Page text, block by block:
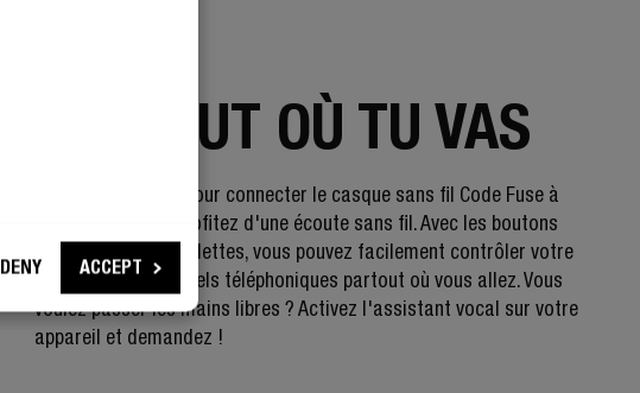
DENY ACCEPT
PARTOUT OÙ TU VAS
Utilisez Bluetooth pour connecter le casque sans fil Code Fuse à
votre appareil et profitez d'une écoute sans fil. Avec les boutons
sur le côté des oreillettes, vous pouvez facilement contrôler votre
musique ou vos appels téléphoniques partout où vous allez. Vous
voulez passer les mains libres ? Activez l'assistant vocal sur votre
appareil et demandez !